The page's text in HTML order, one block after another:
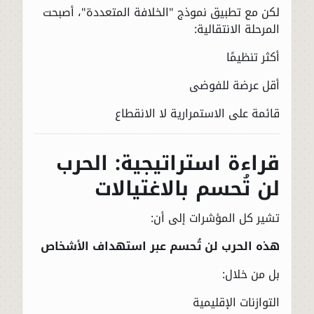
لكن مع تطبيق نموذج "الخلافة المتعددة"، أصبحت
المرحلة الانتقالية:
أكثر تنظيمًا
أقل عرضة للفوضى
قائمة على الاستمرارية لا الانقطاع
قراءة استراتيجية: الحرب
لن تُحسم بالاغتيالات
تشير كل المؤشرات إلى أن:
هذه الحرب لن تُحسم عبر استهداف الأشخاص
بل من خلال:
التوازنات الإقليمية